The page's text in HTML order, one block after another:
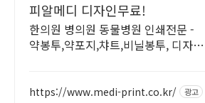
피알메디 디자인무료!
한의원 병의원 동물병원 인쇄전문 -
약봉투,약포지,챠트,비닐봉투, 디자인
https://www.medi-print.co.kr/ 광고